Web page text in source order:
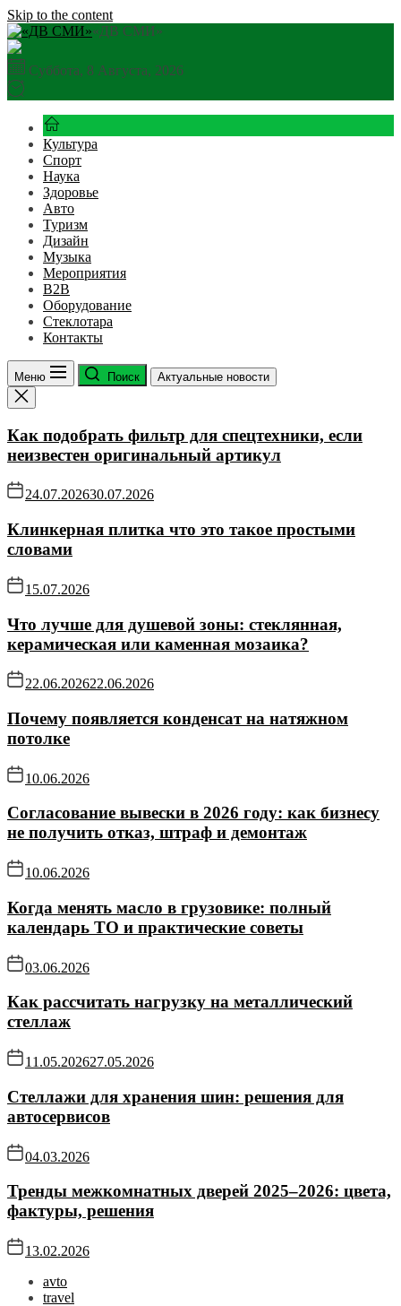
Skip to the content
«ДВ СМИ»
Суббота, 8 Августа, 2026
Культура
Спорт
Наука
Здоровье
Авто
Туризм
Дизайн
Музыка
Мероприятия
B2B
Оборудование
Стеклотара
Контакты
Меню Поиск Актуальные новости
Как подобрать фильтр для спецтехники, если
неизвестен оригинальный артикул
24.07.202630.07.2026
Клинкерная плитка что это такое простыми
словами
15.07.2026
Что лучше для душевой зоны: стеклянная,
керамическая или каменная мозаика?
22.06.202622.06.2026
Почему появляется конденсат на натяжном
потолке
10.06.2026
Согласование вывески в 2026 году: как бизнесу
не получить отказ, штраф и демонтаж
10.06.2026
Когда менять масло в грузовике: полный
календарь ТО и практические советы
03.06.2026
Как рассчитать нагрузку на металлический
стеллаж
11.05.202627.05.2026
Стеллажи для хранения шин: решения для
автосервисов
04.03.2026
Тренды межкомнатных дверей 2025–2026: цвета,
фактуры, решения
13.02.2026
avto
travel